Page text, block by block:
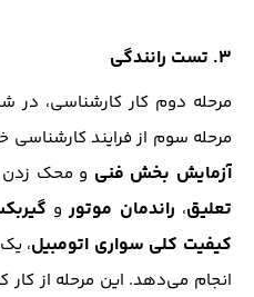
3. تست رانندگی
مرحله دوم کار کارشناسی، در
مرحله سوم از فرایند
آزمایش بخش فنی و محک زدن
تعلیق، راندمان موتورو
کیفیت کلی سواری اتومبیل، یک
انجام می‌دهد. این مرحله از کار